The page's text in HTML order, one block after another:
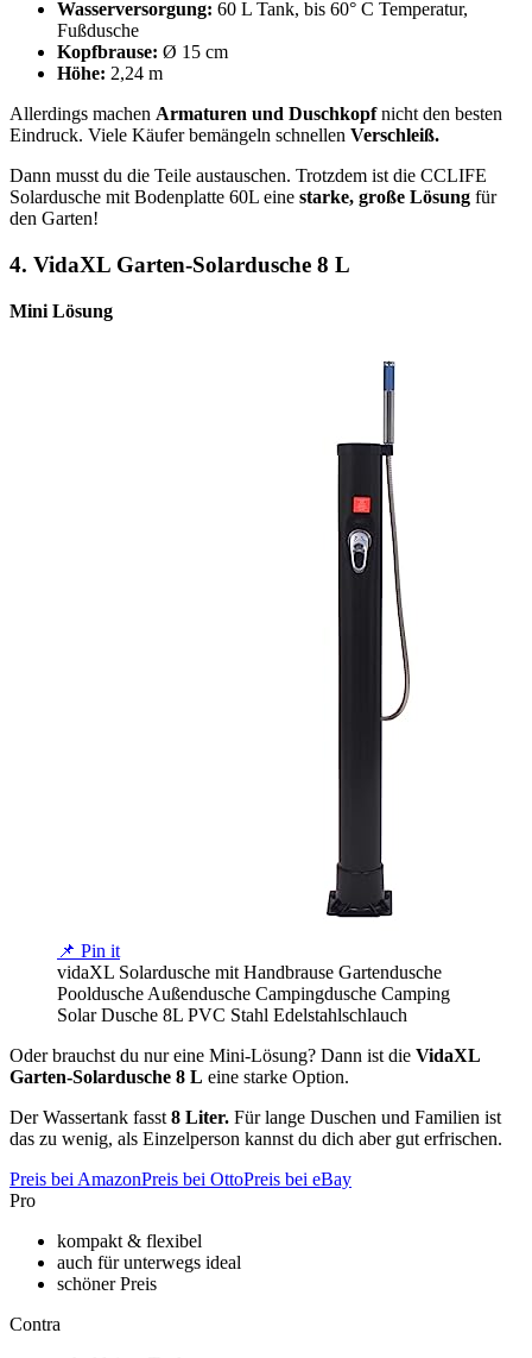
Wasserversorgung: 60 L Tank, bis 60° C Temperatur,
Fußdusche
Kopfbrause: Ø 15 cm
Höhe: 2,24 m
Allerdings machen Armaturen und Duschkopfnicht den besten
Eindruck. Viele Käufer bemängeln schnellen Verschleiß.
Dann musst du die Teile austauschen. Trotzdem ist die CCLIFE
Solardusche mit Bodenplatte 60L eine starke, große Lösung für
den Garten!
4. VidaXL Garten-Solardusche 8 L
Mini Lösung
📌 Pin it
vidaXL Solardusche mit Handbrause Gartendusche
Pooldusche Außendusche Campingdusche Camping
Solar Dusche 8L PVC Stahl Edelstahlschlauch
Oder brauchst du nur eine Mini-Lösung? Dann ist die VidaXL
Garten-Solardusche 8 L eine starke Option.
Der Wassertank fasst 8 Liter. Für lange Duschen und Familien ist
das zu wenig, als Einzelperson kannst du dich aber gut erfrischen.
Preis bei AmazonPreis bei OttoPreis bei eBay
Pro
kompakt & flexibel
auch für unterwegs ideal
schöner Preis
Contra